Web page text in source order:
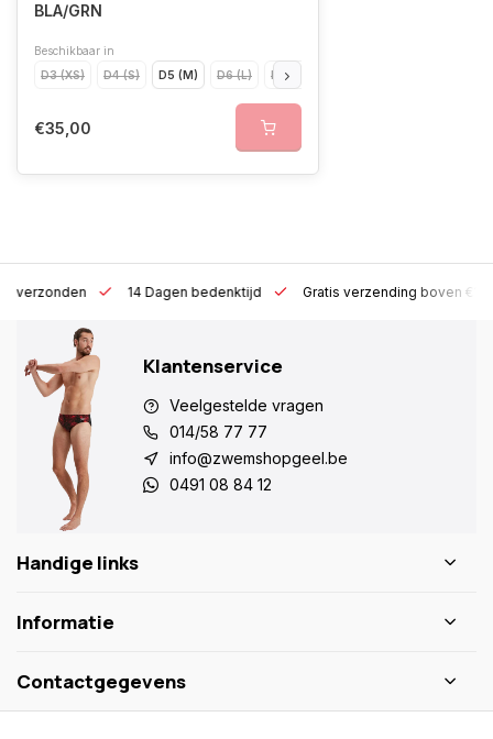
BLA/GRN
Beschikbaar in
D3 (XS)
D4 (S) D5 (M) D6 (L) D7 (XL)
€35,00
h verzonden 14 Dagen bedenktijd Gratis verzending boven
Klantenservice
Veelgestelde vragen
014/58 77 77
info@zwemshopgeel.be
0491 08 84 12
Handige links
Informatie
Contactgegevens